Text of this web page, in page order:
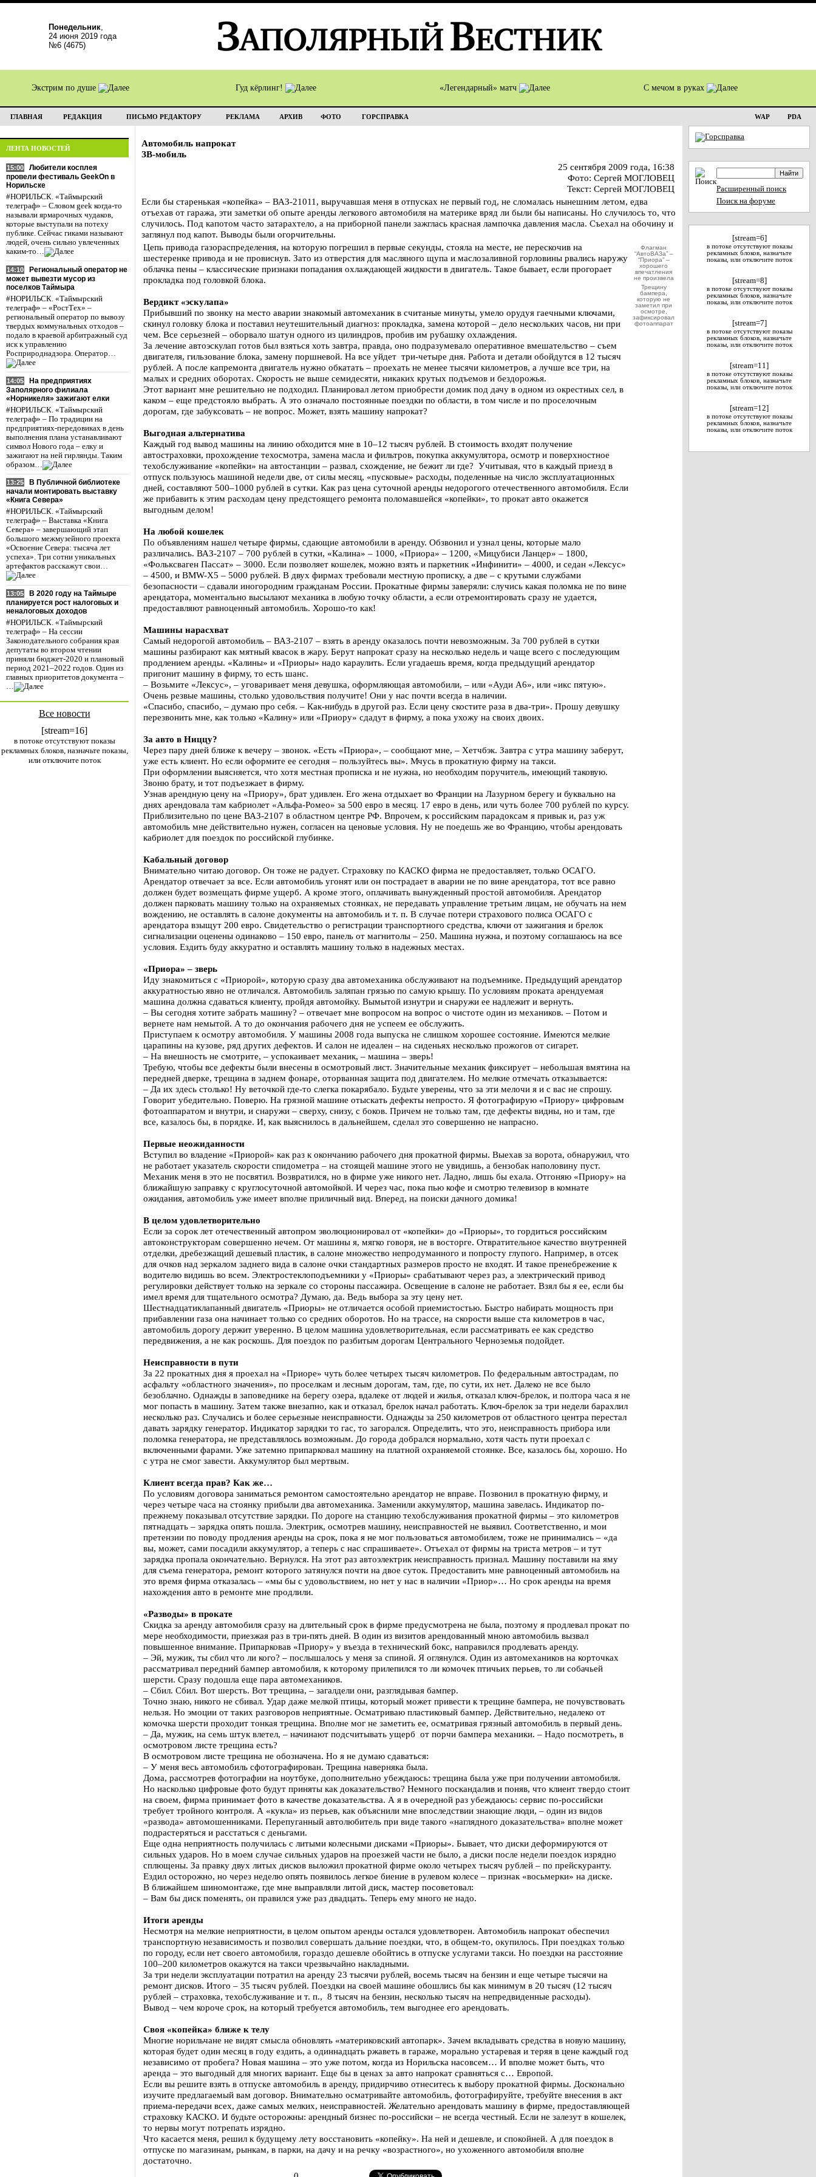
Понедельник,
24 июня 2019 года
№6 (4675)
Экстрим по душе Гуд кёрлинг! «Легендарный» матч С мечом в руках
ГЛАВНАЯ РЕДАКЦИЯ ПИСЬМО РЕДАКТОРУ РЕКЛАМА АРХИВ ФОТО ГОРСПРАВКА WAP PDA
ЛЕНТА НОВОСТЕЙ
15:00
Любители косплея
провели фестиваль GeekOn в
Норильске
#НОРИЛЬСК. «Таймырский
телеграф» – Словом geek когда-то
называли ярмарочных чудаков,
которые выступали на потеху
публике. Сейчас гиками называют
людей, очень сильно увлеченных
каким-то…
14:10
Региональный оператор не
может вывезти мусор из
поселков Таймыра
#НОРИЛЬСК. «Таймырский
телеграф» – «РостТех» –
региональный оператор по вывозу
твердых коммунальных отходов –
подало в краевой арбитражный суд
иск к управлению
Росприроднадзора. Оператор…
14:05
На предприятиях
Заполярного филиала
«Норникеля» зажигают елки
#НОРИЛЬСК. «Таймырский
телеграф» – По традиции на
предприятиях-передовиках в день
выполнения плана устанавливают
символ Нового года – елку и
зажигают на ней гирлянды. Таким
образом…
13:25
В Публичной библиотеке
начали монтировать выставку
«Книга Севера»
#НОРИЛЬСК. «Таймырский
телеграф» – Выставка «Книга
Севера» – завершающий этап
большого межмузейного проекта
«Освоение Севера: тысяча лет
успеха». Три сотни уникальных
артефактов расскажут свои…
13:05
В 2020 году на Таймыре
планируется рост налоговых и
неналоговых доходов
#НОРИЛЬСК. «Таймырский
телеграф» – На сессии
Законодательного собрания края
депутаты во втором чтении
приняли бюджет-2020 и плановый
период 2021–2022 годов. Один из
главных приоритетов документа –
…
Все новости
[stream=16]
в потоке отсутствуют показы
рекламных блоков, назначьте показы,
или отключите поток
Автомобиль напрокат
ЗВ-мобиль
25 сентября 2009 года, 16:38
Фото: Сергей МОГЛОВЕЦ
Текст: Сергей МОГЛОВЕЦ
Если бы старенькая «копейка» – ВАЗ-21011, выручавшая меня в отпусках не первый год, не сломалась нынешним летом, едва
отъехав от гаража, эти заметки об опыте аренды легкового автомобиля на материке вряд ли были бы написаны. Но случилось то, что
случилось. Под капотом часто затарахтело, а на приборной панели зажглась красная лампочка давления масла. Съехал на обочину и
заглянул под капот. Выводы были огорчительны.
Цепь привода газораспределения, на которую погрешил в первые секунды, стояла на месте, не перескочив на
шестеренке привода и не провиснув. Зато из отверстия для масляного щупа и маслозаливной горловины рвались наружу
облачка пены – классические признаки попадания охлаждающей жидкости в двигатель. Такое бывает, если прогорает
прокладка под головкой блока.
Вердикт «эскулапа»
Прибывший по звонку на место аварии знакомый автомеханик в считаные минуты, умело орудуя гаечными ключами,
скинул головку блока и поставил неутешительный диагноз: прокладка, замена которой – дело нескольких часов, ни при
чем. Все серьезней – оборвало шатун одного из цилиндров, пробив им рубашку охлаждения.
За лечение автоэскулап готов был взяться хоть завтра, правда, оно подразумевало оперативное вмешательство – съем
двигателя, гильзование блока, замену поршневой. На все уйдет три-четыре дня. Работа и детали обойдутся в 12 тысяч
рублей. А после капремонта двигатель нужно обкатать – проехать не менее тысячи километров, а лучше все три, на
малых и средних оборотах. Скорость не выше семидесяти, никаких крутых подъемов и бездорожья.
Этот вариант мне решительно не подходил. Планировал летом приобрести домик под дачу в одном из окрестных сел, в
каком – еще предстояло выбрать. А это означало постоянные поездки по области, в том числе и по проселочным
дорогам, где забуксовать – не вопрос. Может, взять машину напрокат?
Выгодная альтернатива
Каждый год вывод машины на линию обходится мне в 10–12 тысяч рублей. В стоимость входят получение
автостраховки, прохождение техосмотра, замена масла и фильтров, покупка аккумулятора, осмотр и поверхностное
техобслуживание «копейки» на автостанции – развал, схождение, не бежит ли где? Учитывая, что в каждый приезд в
отпуск пользуюсь машиной недели две, от силы месяц, «пусковые» расходы, поделенные на число эксплуатационных
дней, составляют 500–1000 рублей в сутки. Как раз цена суточной аренды недорогого отечественного автомобиля. Если
же прибавить к этим расходам цену предстоящего ремонта поломавшейся «копейки», то прокат авто окажется
выгодным делом!
На любой кошелек
По объявлениям нашел четыре фирмы, сдающие автомобили в аренду. Обзвонил и узнал цены, которые мало
различались. ВАЗ-2107 – 700 рублей в сутки, «Калина» – 1000, «Приора» – 1200, «Мицубиси Ланцер» – 1800,
«Фольксваген Пассат» – 3000. Если позволяет кошелек, можно взять и паркетник «Инфинити» – 4000, и седан «Лексус»
– 4500, и BMW-X5 – 5000 рублей. В двух фирмах требовали местную прописку, а две – с крутыми службами
безопасности – сдавали иногородним гражданам России. Прокатные фирмы заверяли: случись какая поломка не по вине
арендатора, моментально высылают механика в любую точку области, а если отремонтировать сразу не удается,
предоставляют равноценный автомобиль. Хорошо-то как!
Машины нарасхват
Самый недорогой автомобиль – ВАЗ-2107 – взять в аренду оказалось почти невозможным. За 700 рублей в сутки
машины разбирают как мятный квасок в жару. Берут напрокат сразу на несколько недель и чаще всего с последующим
продлением аренды. «Калины» и «Приоры» надо караулить. Если угадаешь время, когда предыдущий арендатор
пригонит машину в фирму, то есть шанс.
– Возьмите «Лексус», – уговаривает меня девушка, оформляющая автомобили, – или «Ауди А6», или «икс пятую».
Очень резвые машины, столько удовольствия получите! Они у нас почти всегда в наличии.
«Спасибо, спасибо, – думаю про себя. – Как-нибудь в другой раз. Если цену скостите раза в два-три». Прошу девушку
перезвонить мне, как только «Калину» или «Приору» сдадут в фирму, а пока ухожу на своих двоих.
За авто в Ниццу?
Через пару дней ближе к вечеру – звонок. «Есть «Приора», – сообщают мне, – Хетчбэк. Завтра с утра машину заберут,
уже есть клиент. Но если оформите ее сегодня – пользуйтесь вы». Мчусь в прокатную фирму на такси.
При оформлении выясняется, что хотя местная прописка и не нужна, но необходим поручитель, имеющий таковую.
Звоню брату, и тот подъезжает в фирму.
Узнав арендную цену на «Приору», брат удивлен. Его жена отдыхает во Франции на Лазурном берегу и буквально на
днях арендовала там кабриолет «Альфа-Ромео» за 500 евро в месяц. 17 евро в день, или чуть более 700 рублей по курсу.
Приблизительно по цене ВАЗ-2107 в областном центре РФ. Впрочем, к российским парадоксам я привык и, раз уж
автомобиль мне действительно нужен, согласен на ценовые условия. Ну не поедешь же во Францию, чтобы арендовать
кабриолет для поездок по российской глубинке.
Кабальный договор
Внимательно читаю договор. Он тоже не радует. Страховку по КАСКО фирма не предоставляет, только ОСАГО.
Арендатор отвечает за все. Если автомобиль угонят или он пострадает в аварии не по вине арендатора, тот все равно
должен будет возмещать фирме ущерб. А кроме этого, оплачивать вынужденный простой автомобиля. Арендатор
должен парковать машину только на охраняемых стоянках, не передавать управление третьим лицам, не обучать на нем
вождению, не оставлять в салоне документы на автомобиль и т. п. В случае потери страхового полиса ОСАГО с
арендатора взыщут 200 евро. Свидетельство о регистрации транспортного средства, ключи от зажигания и брелок
сигнализации оценены одинаково – 150 евро, панель от магнитолы – 250. Машина нужна, и поэтому соглашаюсь на все
условия. Ездить буду аккуратно и оставлять машину только в надежных местах.
«Приора» – зверь
Иду знакомиться с «Приорой», которую сразу два автомеханика обслуживают на подъемнике. Предыдущий арендатор
аккуратностью явно не отличался. Автомобиль заляпан грязью по самую крышу. По условиям проката арендуемая
машина должна сдаваться клиенту, пройдя автомойку. Вымытой изнутри и снаружи ее надлежит и вернуть.
– Вы сегодня хотите забрать машину? – отвечает мне вопросом на вопрос о чистоте один из механиков. – Потом и
вернете нам немытой. А то до окончания рабочего дня не успеем ее обслужить.
Приступаем к осмотру автомобиля. У машины 2008 года выпуска не слишком хорошее состояние. Имеются мелкие
царапины на кузове, ряд других дефектов. И салон не идеален – на сиденьях несколько прожогов от сигарет.
– На внешность не смотрите, – успокаивает механик, – машина – зверь!
Требую, чтобы все дефекты были внесены в осмотровый лист. Значительные механик фиксирует – небольшая вмятина на
передней дверке, трещина в заднем фонаре, оторванная защита под двигателем. Но мелкие отмечать отказывается:
– Да их здесь столько! Ну веточкой где-то слегка покарябало. Будьте уверены, что за эти мелочи я и с вас не спрошу.
Говорит убедительно. Поверю. На грязной машине отыскать дефекты непросто. Я фотографирую «Приору» цифровым
фотоаппаратом и внутри, и снаружи – сверху, снизу, с боков. Причем не только там, где дефекты видны, но и там, где
все, казалось бы, в порядке. И, как выяснилось в дальнейшем, сделал это совершенно не напрасно.
Первые неожиданности
Вступил во владение «Приорой» как раз к окончанию рабочего дня прокатной фирмы. Выехав за ворота, обнаружил, что
не работает указатель скорости спидометра – на стоящей машине этого не увидишь, а бензобак наполовину пуст.
Механик меня в это не посвятил. Возвратился, но в фирме уже никого нет. Ладно, лишь бы ехала. Отгоняю «Приору» на
ближайшую заправку с круглосуточной автомойкой. И через час, пока пью кофе и смотрю телевизор в комнате
ожидания, автомобиль уже имеет вполне приличный вид. Вперед, на поиски дачного домика!
В целом удовлетворительно
Если за сорок лет отечественный автопром эволюционировал от «копейки» до «Приоры», то гордиться российским
автоконструкторам совершенно нечем. От машины я, мягко говоря, не в восторге. Отвратительное качество внутренней
отделки, дребезжащий дешевый пластик, в салоне множество непродуманного и попросту глупого. Например, в отсек
для очков над зеркалом заднего вида в салоне очки стандартных размеров просто не входят. И такое пренебрежение к
водителю видишь во всем. Электростеклоподъемники у «Приоры» срабатывают через раз, а электрический привод
регулировки действует только на зеркале со стороны пассажира. Освещение в салоне не работает. Взял бы я ее, если бы
имел время для тщательного осмотра? Думаю, да. Ведь выбора за эту цену нет.
Шестнадцатиклапанный двигатель «Приоры» не отличается особой приемистостью. Быстро набирать мощность при
прибавлении газа она начинает только со средних оборотов. Но на трассе, на скорости выше ста километров в час,
автомобиль дорогу держит уверенно. В целом машина удовлетворительная, если рассматривать ее как средство
передвижения, а не как роскошь. Для поездок по разбитым дорогам Центрального Черноземья подойдет.
Неисправности в пути
За 22 прокатных дня я проехал на «Приоре» чуть более четырех тысяч километров. По федеральным автострадам, по
асфальту «областного значения», по проселкам и лесным дорогам, там, где, по сути, их нет. Далеко не все было
безоблачно. Однажды в заповеднике на берегу озера, вдалеке от людей и жилья, отказал ключ-брелок, и полтора часа я не
мог попасть в машину. Затем также внезапно, как и отказал, брелок начал работать. Ключ-брелок за три недели барахлил
несколько раз. Случались и более серьезные неисправности. Однажды за 250 километров от областного центра перестал
давать зарядку генератор. Индикатор зарядки то гас, то загорался. Определить, что это, неисправность прибора или
поломка генератора, не представлялось возможным. До города добрался нормально, хотя часть пути проехал с
включенными фарами. Уже затемно припарковал машину на платной охраняемой стоянке. Все, казалось бы, хорошо. Но
с утра не смог завести. Аккумулятор был мертвым.
Клиент всегда прав? Как же…
По условиям договора заниматься ремонтом самостоятельно арендатор не вправе. Позвонил в прокатную фирму, и
через четыре часа на стоянку прибыли два автомеханика. Заменили аккумулятор, машина завелась. Индикатор по-
прежнему показывал отсутствие зарядки. По дороге на станцию техобслуживания прокатной фирмы – это километров
пятнадцать – зарядка опять пошла. Электрик, осмотрев машину, неисправностей не выявил. Соответственно, и мои
претензии по поводу продления аренды на срок, пока я не мог пользоваться автомобилем, тоже не принимались – «да
вы, может, сами посадили аккумулятор, а теперь с нас спрашиваете». Отъехал от фирмы на триста метров – и тут
зарядка пропала окончательно. Вернулся. На этот раз автоэлектрик неисправность признал. Машину поставили на яму
для съема генератора, ремонт которого затянулся почти на двое суток. Предоставить мне равноценный автомобиль на
это время фирма отказалась – «мы бы с удовольствием, но нет у нас в наличии «Приор»… Но срок аренды на время
нахождения авто в ремонте мне продлили.
«Разводы» в прокате
Скидка за аренду автомобиля сразу на длительный срок в фирме предусмотрена не была, поэтому я продлевал прокат по
мере необходимости, приезжая раз в три-пять дней. В один из визитов арендованный мною автомобиль вызвал
повышенное внимание. Припарковав «Приору» у въезда в технический бокс, направился продлевать аренду.
– Эй, мужик, ты сбил что ли кого? – послышалось у меня за спиной. Я оглянулся. Один из автомехаников на корточках
рассматривал передний бампер автомобиля, к которому прилепился то ли комочек птичьих перьев, то ли собачьей
шерсти. Сразу подошла еще пара автомехаников.
– Сбил. Сбил. Вот шерсть. Вот трещина, – загалдели они, разглядывая бампер.
Точно знаю, никого не сбивал. Удар даже мелкой птицы, который может привести к трещине бампера, не почувствовать
нельзя. Но эмоции от таких разговоров неприятные. Осматриваю пластиковый бампер. Действительно, недалеко от
комочка шерсти проходит тонкая трещина. Вполне мог не заметить ее, осматривая грязный автомобиль в первый день.
– Да, мужик, на семь штук влетел, – начинают подсчитывать ущерб от порчи бампера механики. – Надо посмотреть, в
осмотровом листе трещина есть?
В осмотровом листе трещина не обозначена. Но я не думаю сдаваться:
– У меня весь автомобиль сфотографирован. Трещина наверняка была.
Дома, рассмотрев фотографии на ноутбуке, дополнительно убеждаюсь: трещина была уже при получении автомобиля.
Но насколько цифровые фото будут приняты как доказательство? Немного поскандалив и поняв, что клиент твердо стоит
на своем, фирма принимает фото в качестве доказательства. А я в очередной раз убеждаюсь: сервис по-российски
требует тройного контроля. А «кукла» из перьев, как объяснили мне впоследствии знающие люди, – один из видов
«развода» автомошенниками. Перепуганный автолюбитель при виде такого «наглядного доказательства» вполне может
подрастеряться и расстаться с деньгами.
Еще одна неприятность получилась с литыми колесными дисками «Приоры». Бывает, что диски деформируются от
сильных ударов. Но в моем случае сильных ударов на проезжей части не было, а диски после недели поездок изрядно
сплющены. За правку двух литых дисков выложил прокатной фирме около четырех тысяч рублей – по прейскуранту.
Ездил осторожно, но через неделю опять появилось легкое биение в рулевом колесе – признак «восьмерки» на диске.
В ближайшем шиномонтаже, где мне выправляли литой диск, мастер посоветовал:
– Вам бы диск поменять, он правился уже раз двадцать. Теперь ему много не надо.
Итоги аренды
Несмотря на мелкие неприятности, в целом опытом аренды остался удовлетворен. Автомобиль напрокат обеспечил
транспортную независимость и позволил совершать дальние поездки, что, в общем-то, окупилось. При поездках только
по городу, если нет своего автомобиля, гораздо дешевле обойтись в отпуске услугами такси. Но поездки на расстояние
100–200 километров окажутся на такси чрезвычайно накладными.
За три недели эксплуатации потратил на аренду 23 тысячи рублей, восемь тысяч на бензин и еще четыре тысячи на
ремонт дисков. Итого – 35 тысяч рублей. Поездки на своей машине обошлись бы как минимум в 20 тысяч (12 тысяч
рублей – страховка, техобслуживание и т. п., 8 тысяч на бензин, несколько тысяч на непредвиденные расходы).
Вывод – чем короче срок, на который требуется автомобиль, тем выгоднее его арендовать.
Своя «копейка» ближе к телу
Многие норильчане не видят смысла обновлять «материковский автопарк». Зачем вкладывать средства в новую машину,
которая будет один месяц в году ездить, а одиннадцать ржаветь в гараже, морально устаревая и теряя в цене каждый год
независимо от пробега? Новая машина – это уже потом, когда из Норильска насовсем… И вполне может быть, что
аренда – это выгодный для многих вариант. Еще бы в ценах за авто напрокат сравняться с… Европой.
Если вы решите взять в отпуске автомобиль в аренду, придирчиво отнеситесь к выбору прокатной фирмы. Досконально
изучите предлагаемый вам договор. Внимательно осматривайте автомобиль, фотографируйте, требуйте внесения в акт
приема-передачи всех, даже самых мелких, неисправностей. Желательно арендовать машину в фирме, предоставляющей
страховку КАСКО. И будьте осторожны: арендный бизнес по-российски – не всегда честный. Если не залезут в кошелек,
то нервы могут потрепать изрядно.
Что касается меня, решил к будущему лету восстановить «копейку». На ней и дешевле, и спокойней. А для поездок в
отпуске по магазинам, рынкам, в парки, на дачу и на речку «возрастного», но ухоженного автомобиля вполне
достаточно.
Флагман
“АвтоВАЗа” –
“Приора” –
хорошего
впечатления
не произвела
Трещину
бампера,
которую не
заметил при
осмотре,
зафиксировал
фотоаппарат
Расширенный поиск
Поиск на форуме
[stream=6]
в потоке отсутствуют показы
рекламных блоков, назначьте
показы, или отключите поток
[stream=8]
в потоке отсутствуют показы
рекламных блоков, назначьте
показы, или отключите поток
[stream=7]
в потоке отсутствуют показы
рекламных блоков, назначьте
показы, или отключите поток
[stream=11]
в потоке отсутствуют показы
рекламных блоков, назначьте
показы, или отключите поток
[stream=12]
в потоке отсутствуют показы
рекламных блоков, назначьте
показы, или отключите поток